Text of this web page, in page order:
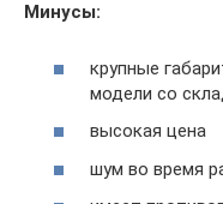
Минусы:
крупные
модели со
высокая цена
шум во время